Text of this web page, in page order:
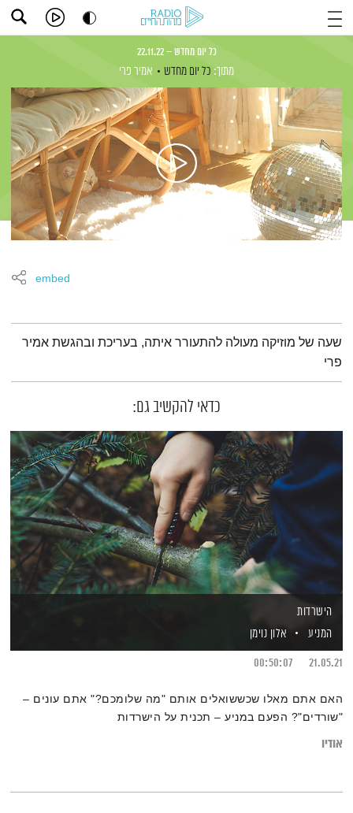
כל יום מחדש – 22.11.22
מתוך: כל יום מחדש אמיר פרי
embed
תמצית הפודקאסט
שעה של מוזיקה מעולה להתעורר איתה, בעריכת ובהגשת אמיר
פרי
כדאי להקשיב גם:
הישרדות
המניע
אלון נוימן
21.05.21
00:50:07
האם אתם מאלו שכששואלים אותם "מה שלומכם?" אתם עונים –
"שורדים"? הפעם במניע – תכנית על הישרדות
אודיו